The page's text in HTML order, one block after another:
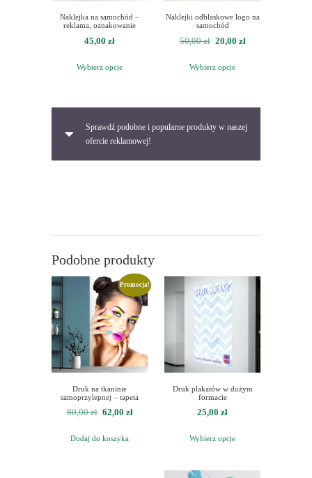
Naklejka na samochód –
reklama, oznakowanie
45,00 zł
Wybierz opcje
Naklejki odblaskowe logo na
samochód
50,00zł Pierwotna
wynosiła:
20,00 zł
Wybierz opcje
Sprawdź podobne i popularne produkty w naszej
ofercie reklamowej!
Podobne produkty
Promocja!
Druk na tkaninie
samoprzylepnej – tapeta
80,00zł Pierwotna
wynosiła:
62,00 zł
Dodaj do koszyka
Druk plakatów w dużym
formacie
25,00 zł
Wybierz opcje